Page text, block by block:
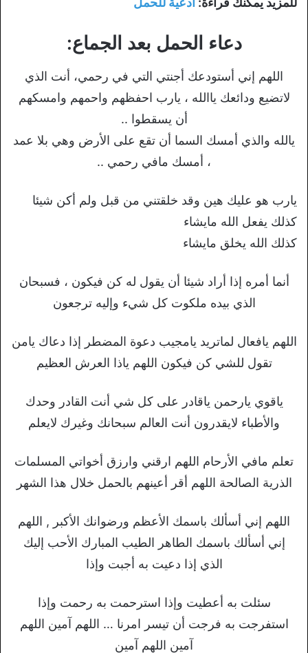
دعاء الحمل بعد الجماع:
اللهم إني أستودعك أجنتي التي في رحمي، أنت الذي
لاتضيع ودائعك ياالله ، يارب احفظهم واحمهم وامسكهم
أن يسقطوا ..
يالله والذي أمسك السما أن تقع على الأرض وهي بلا عمد
، أمسك مافي رحمي ..
يارب هو عليك هين وقد خلقتني من قبل ولم أكن شيئا
كذلك يفعل الله مايشاء
كذلك الله يخلق مايشاء
أنما أمره إذا أراد شيئا أن يقول له كن فيكون ، فسبحان
الذي بيده ملكوت كل شيء وإليه ترجعون
اللهم يافعال لماتريد يامجيب دعوة المضطر إذا دعاك يامن
تقول للشي كن فيكون اللهم ياذا العرش العظيم
ياقوي يارحمن ياقادر على كل شي أنت القادر وحدك
والأطباء لايقدرون أنت العالم سبحانك وغيرك لايعلم
تعلم مافي الأرحام اللهم ارقني وارزق أخواتي المسلمات
الذرية الصالحة اللهم أقر أعينهم بالحمل خلال هذا الشهر
اللهم إني أسألك باسمك الأعظم ورضوانك الأكبر , اللهم
إني أسألك باسمك الطاهر الطيب المبارك الأحب إليك
الذي إذا دعيت به أجبت وإذا
سئلت به أعطيت وإذا استرحمت به رحمت وإذا
استفرجت به فرجت أن تيسر امرنا … اللهم آمين اللهم
آمين اللهم آمين